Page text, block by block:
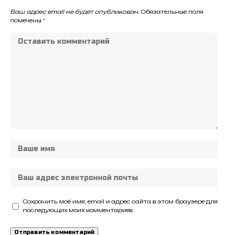
Ваш адрес email не будет опубликован. Обязательные поля
помечены *
Сохранить моё имя, email и адрес сайта в этом браузере для
последующих моих комментариев.